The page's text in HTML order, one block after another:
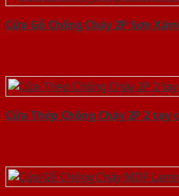
Cửa Gỗ Chống Cháy 2P Sơn
Cửa Thép Chống Cháy 2P 2 tay